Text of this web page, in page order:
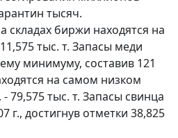
тысяч.
биржи находятся на
тыс. т. Запасы меди
минимуму, составив 121
на самом низком
79,575 тыс. т. Запасы свинца
достигнув отметки 38,825